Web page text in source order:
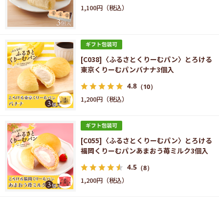
1,100円
[C038]〈ふるさとくりーむパン〉とろける
東京くりーむパンバナナ3個入
4.8 （10）
1,200円
[C055]〈ふるさとくりーむパン〉とろける
福岡くりーむパンあまおう苺ミルク3個入
4.5 （8）
1,200円